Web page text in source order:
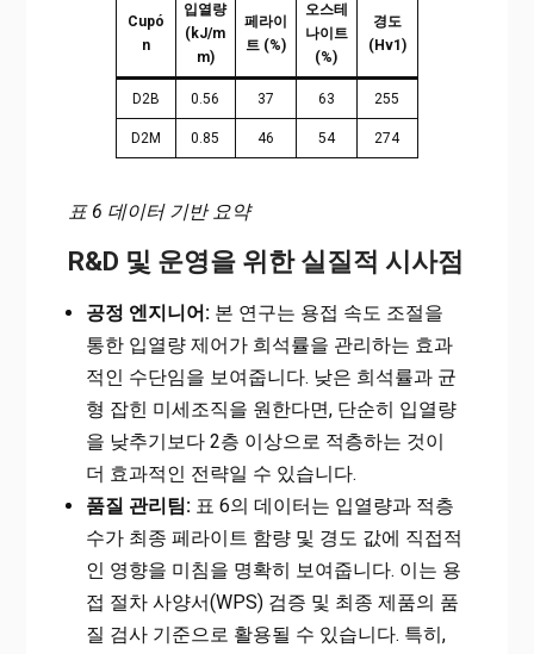
Cupó
n
입열량
(kJ/m
m)
페라이
트 (%)
오스테
나이트
(%)
경도
(Hv1)
D2B 0.56 37 63 255
D2M 0.85 46 54 274
표 6 데이터 기반 요약
R&D 및 운영을 위한 실질적 시사점
공정 엔지니어:본 연구는 용접 속도 조절을
통한 입열량 제어가 희석률을 관리하는 효과
적인 수단임을 보여줍니다. 낮은 희석률과 균
형 잡힌 미세조직을 원한다면, 단순히 입열량
을 낮추기보다 2층 이상으로 적층하는 것이
더 효과적인 전략일 수 있습니다.
품질 관리팀:표 6의 데이터는 입열량과 적층
수가 최종 페라이트 함량 및 경도 값에 직접적
인 영향을 미침을 명확히 보여줍니다. 이는 용
접 절차 사양서(WPS) 검증 및 최종 제품의 품
질 검사 기준으로 활용될 수 있습니다. 특히,